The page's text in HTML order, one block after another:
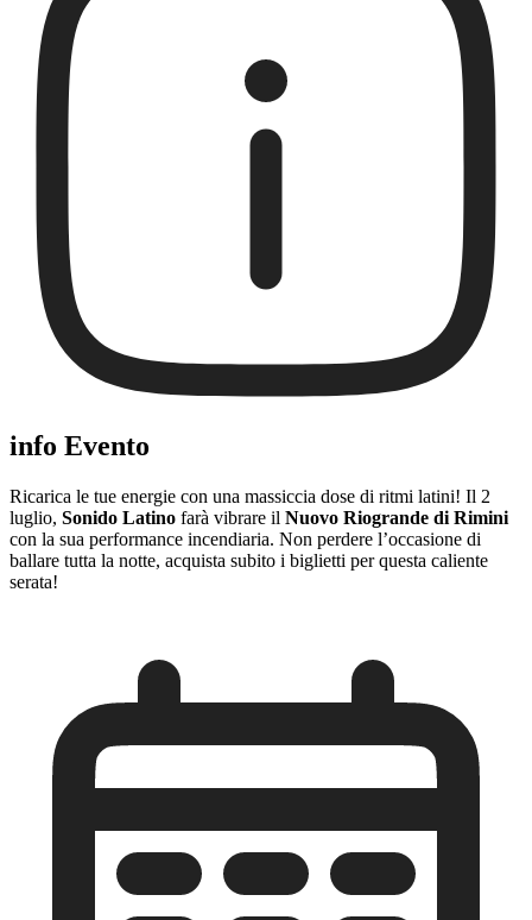
info Evento
Ricarica le tue energie con una massiccia dose di ritmi latini! Il 2
luglio, Sonido Latino farà vibrare il Nuovo Riogrande di Rimini
con la sua performance incendiaria. Non perdere l’occasione di
ballare tutta la notte, acquista subito i biglietti per questa caliente
serata!